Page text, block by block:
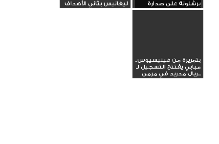
برشلونة على صدارة
الدوري
ليغانيس بثاني الأهداف
بتمريرة من فينيسيوس..
مبابي يفتتح التسجيل لـ
ريال مدريد في مرمى...